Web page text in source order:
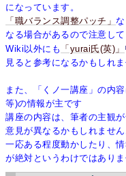
になっています。
「職バランス調整パッチ」
なる場合があるので注意して
Wiki以外にも 「yurai氏(英)」
見ると参考になるかもしれま
また、「くノ一講座」の内
等)の情報が主です
講座の内容は、筆者の主観
意見が異なるかもしれません
一応ある程度動かしたり、
が絶対というわけではありま